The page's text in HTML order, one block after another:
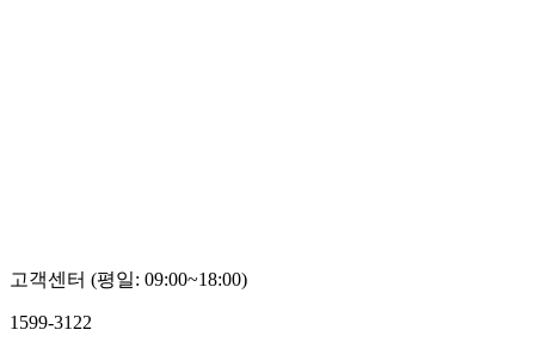
고객센터 (평일: 09:00~18:00)
1599-3122